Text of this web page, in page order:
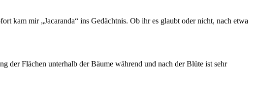
kam mir „Jacaranda“ ins Gedächtnis. Ob ihr es glaubt oder nicht, nach etwa
der Flächen unterhalb der Bäume während und nach der Blüte ist sehr